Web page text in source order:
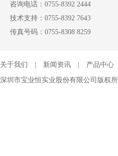
咨询电话：0755-8392 2444
技术支持：0755-8392 7643
传真号码：0755-8308 8259
关于我们 新闻资讯 产品中心
深圳市宝业恒实业股份有限公司版权